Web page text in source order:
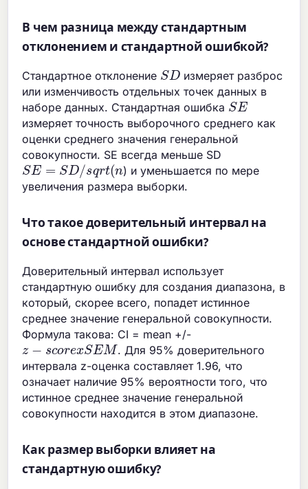
В чем разница между стандартным
отклонением и стандартной ошибкой?
Стандартное отклонение SD измеряет разброс
или изменчивость отдельных точек данных в
наборе данных. Стандартная ошибка SE
измеряет точность выборочного среднего как
оценки среднего значения генеральной
совокупности. SE всегда меньше SD
SE=SD/sqrt( n
) и уменьшается по мере
увеличения размера выборки.
Что такое доверительный интервал на
основе стандартной ошибки?
Доверительный интервал использует
стандартную ошибку для создания диапазона, в
который, скорее всего, попадет истинное
среднее значение генеральной совокупности.
Формула такова: CI = mean +/-
z−score xSEM . Для 95% доверительного
интервала z-оценка составляет 1.96, что
означает наличие 95% вероятности того, что
истинное среднее значение генеральной
совокупности находится в этом диапазоне.
Как размер выборки влияет на
стандартную ошибку?